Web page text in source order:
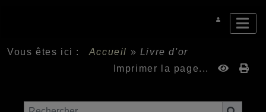
Vous êtes ici : Accueil » Livre d'or
Imprimer la page...